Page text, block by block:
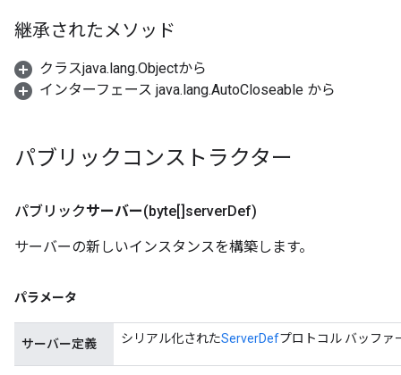
継承されたメソッド
クラスjava.lang.Objectから
インターフェース java.lang.AutoCloseable から
パブリックコンストラクター
パブリックサーバー(byte[]serverDef)
サーバーの新しいインスタンスを構築します。
パラメータ
サーバー定義 シリアル化されたServerDefプロトコル バッファ